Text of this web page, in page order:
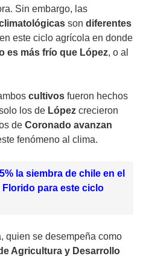
Sin embargo, las
son diferentes
este ciclo agrícola en donde
es más frío que López, o al
cultivos fueron hechos
los de López crecieron
de Coronado avanzan
fenómeno al clima.
la siembra de chile en el
para este ciclo
quien se desempeña como
Agricultura y Desarrollo